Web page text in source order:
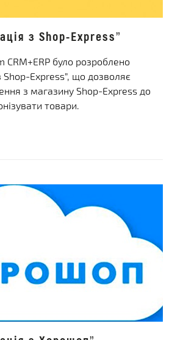
з Shop-Express”
було розроблено
Shop-Express”, що дозволяє
з магазину Shop-Express до
товари.